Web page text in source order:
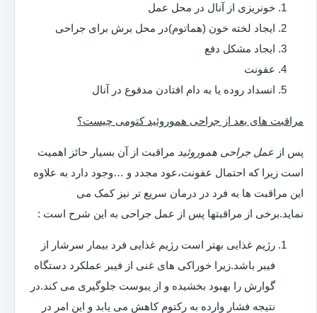
خونریزی از آنال در محل عمل
ایجاد لخته خون (هماتوم)در محل برش برای جراحی
ایجاد مشکل دفع
عفونت
انسداد روده یا به دام افتادن مدفوع در آنال
مراقبت های بعد از جراحی هموروئید کتومی چیست؟
پس از عمل جراحی هموروئید مراقبت از آن بسیار حائز اهمیت
است زیرا که احتمال عفونت،عود مجدد و …وجود دارد به علاوه
این مراقبت ها به فرد در درمان سریع تر نیز کمک می
نماید.برخی از مراقبتها پس از عمل جراحی به این شرح است :
رژیم غذایی بهتر است رژیم غذایی فرد بیمار سرشار از
فیبر باشد.زیرا خوراکی های غنی از فیبر عملکرد دستگاه
گوارش را بهبود بخشیده و از یبوست جلوگیری می کند.در
نتیجه فشار وارده به رکتوم کاهش می یابد و این امر در